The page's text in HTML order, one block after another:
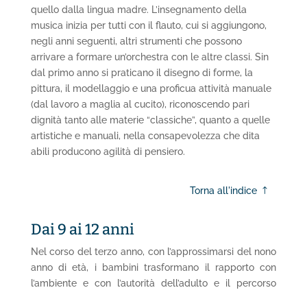
quello dalla lingua madre. L’insegnamento della
musica inizia per tutti con il flauto, cui si aggiungono,
negli anni seguenti, altri strumenti che possono
arrivare a formare un’orchestra con le altre classi. Sin
dal primo anno si praticano il disegno di forme, la
pittura, il modellaggio e una proficua attività manuale
(dal lavoro a maglia al cucito), riconoscendo pari
dignità tanto alle materie “classiche”, quanto a quelle
artistiche e manuali, nella consapevolezza che dita
abili producono agilità di pensiero.
Torna all'indice
Dai 9 ai 12 anni
Nel corso del terzo anno, con l’approssimarsi del nono
anno di età, i bambini trasformano il rapporto con
l’ambiente e con l’autorità dell’adulto e il percorso